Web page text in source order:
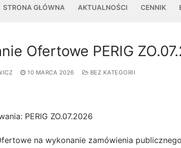
STRONA GŁÓWNA AKTUALNOŚCI CENNIK
Ofertowe PERIG
10 MARCA 2026 BEZ KATEGORII
PERIG ZO.07.2026
na wykonanie zamówienia